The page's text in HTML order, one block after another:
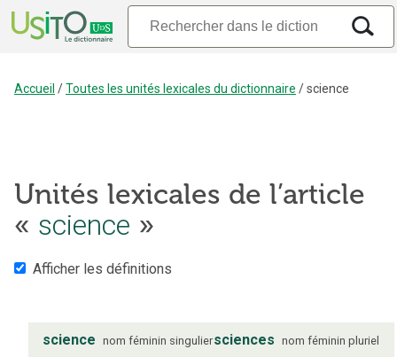
Accueil /Toutes les unités lexicales du dictionnaire /science
Unités lexicales de l’article
« science »
Afficher les définitions
science nom féminin singuliersciences nom féminin pluriel